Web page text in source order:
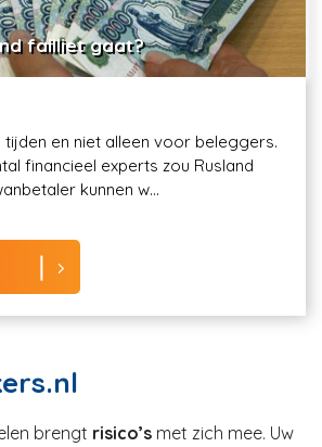
failliet gaat?
tijden en niet alleen voor beleggers.
financieel experts zou Rusland
kunnen w...
brengt risico’s met zich mee. Uw